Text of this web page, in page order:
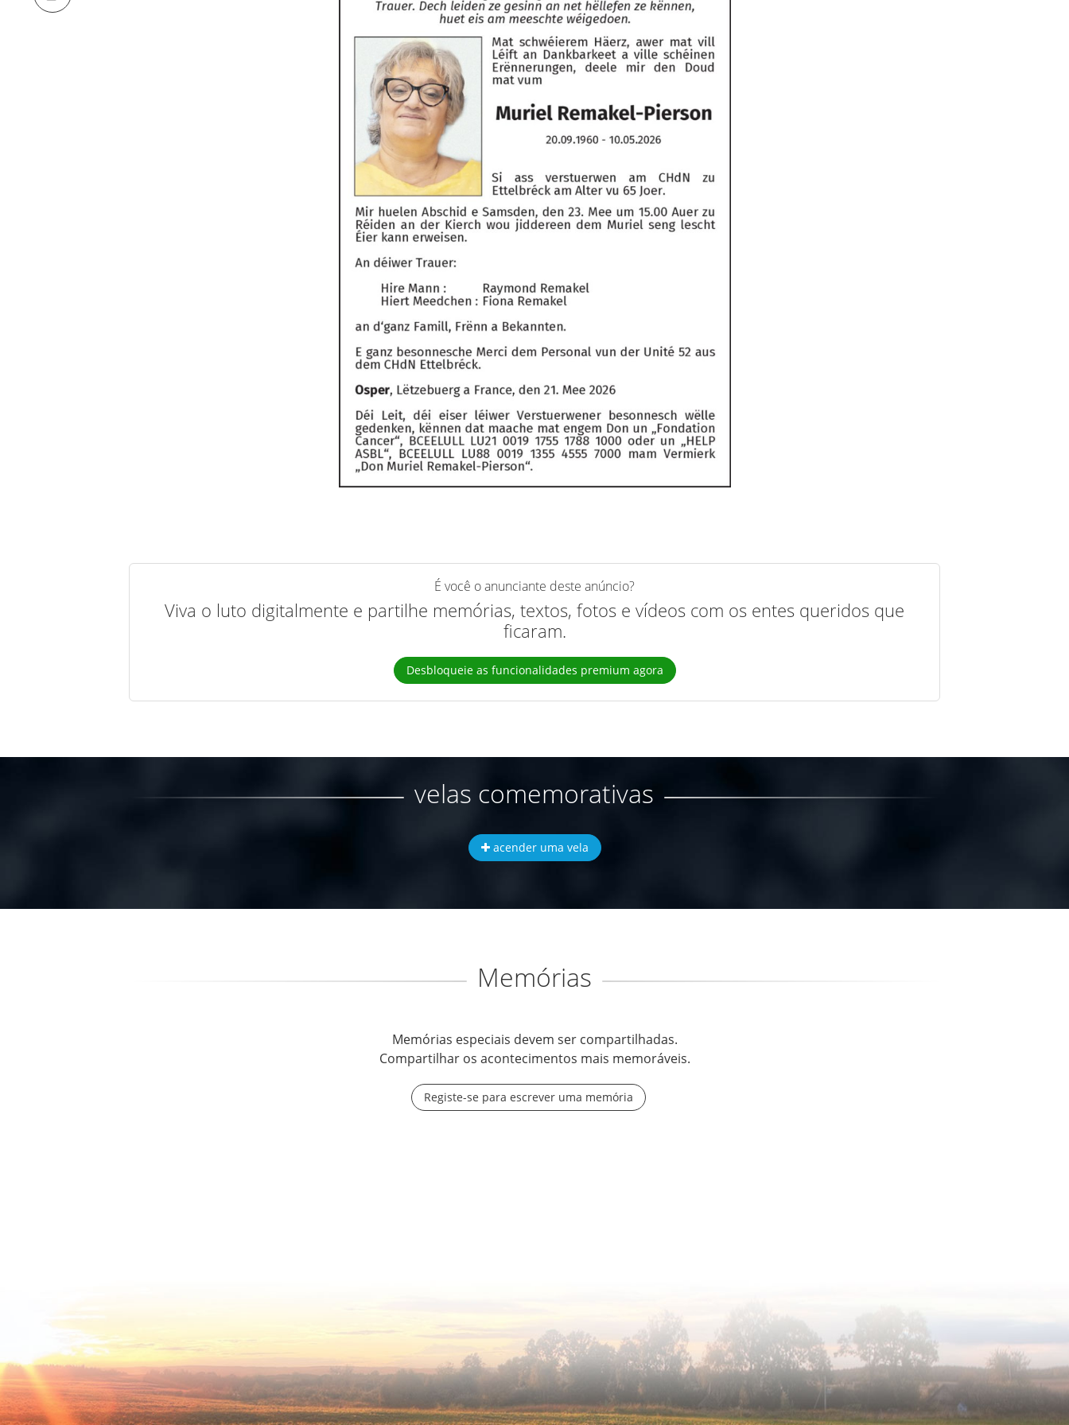
É você o anunciante deste anúncio?
Viva o luto digitalmente e partilhe memórias, textos, fotos e vídeos com os entes queridos que
ficaram.
Desbloqueie as funcionalidades premium agora
velas comemorativas
acender uma vela
Memórias
Memórias especiais devem ser compartilhadas.
Compartilhar os acontecimentos mais memoráveis.
Registe-se para escrever uma memória